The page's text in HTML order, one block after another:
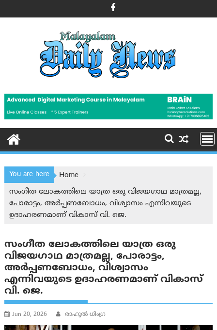
to
You are here
Home
സംഗീത ലോകത്തിലെ യാത്ര ഒരു വിജയഗാഥ മാത്രമല്ല,
പോരാട്ടം, അർപ്പണബോധം, വിശ്വാസം എന്നിവയുടെ
ഉദാഹരണമാണ് വികാസ് വി. ജെ.
സംഗീത ലോകത്തിലെ യാത്ര ഒരു
വിജയഗാഥ മാത്രമല്ല, പോരാട്ടം,
അർപ്പണബോധം, വിശ്വാസം
എന്നിവയുടെ ഉദാഹരണമാണ് വികാസ്
വി. ജെ.
Jun 20, 2026 രാഹുല്‍ ധിംഗ്ര